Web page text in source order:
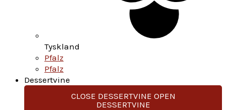
Tyskland
Pfalz
Pfalz
Dessertvine
CLOSE DESSERTVINE OPEN
DESSERTVINE